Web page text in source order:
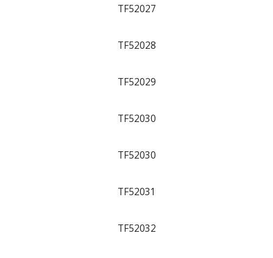
TF52027
TF52028
TF52029
TF52030
TF52030
TF52031
TF52032